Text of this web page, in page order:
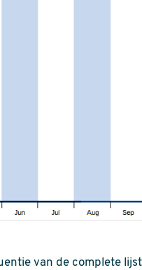
van de complete